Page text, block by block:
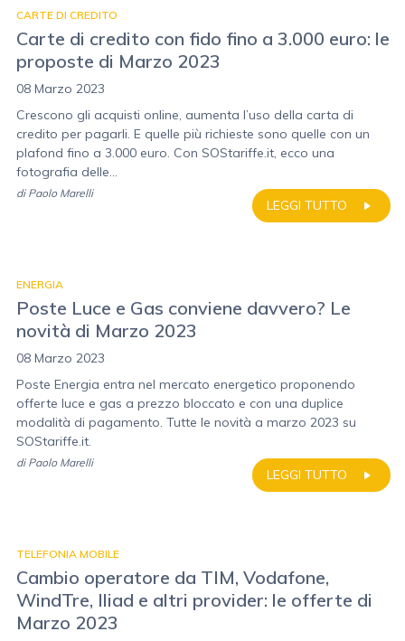
CARTE DI CREDITO
Carte di credito con fido fino a 3.000 euro: le
proposte di Marzo 2023
08 Marzo 2023
Crescono gli acquisti online, aumenta l’uso della carta di
credito per pagarli. E quelle più richieste sono quelle con un
plafond fino a 3.000 euro. Con SOStariffe.it, ecco una
fotografia delle...
LEGGI TUTTO
di Paolo Marelli
ENERGIA
Poste Luce e Gas conviene davvero? Le
novità di Marzo 2023
08 Marzo 2023
Poste Energia entra nel mercato energetico proponendo
offerte luce e gas a prezzo bloccato e con una duplice
modalità di pagamento. Tutte le novità a marzo 2023 su
SOStariffe.it.
LEGGI TUTTO
di Paolo Marelli
TELEFONIA MOBILE
Cambio operatore da TIM, Vodafone,
WindTre, Iliad e altri provider: le offerte di
Marzo 2023